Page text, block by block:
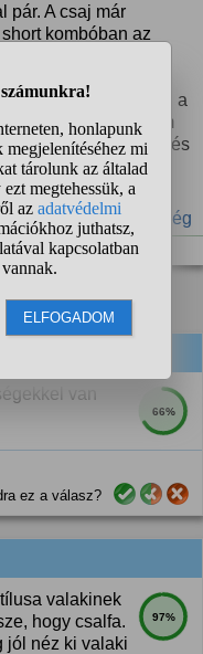
pár. A csaj már
kombóban az
legutóbb egy
csak két, kis
a melleit). Neki ilyen a
arra, hogy nem
az öltözködés
#megcsalás #hűtlenség
❯
66%
van
ez a válasz?
97%
valakinek
hogy csalfa.
jól néz ki valaki